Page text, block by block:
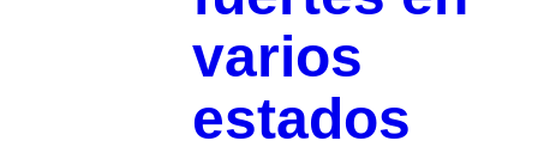
varios
estados